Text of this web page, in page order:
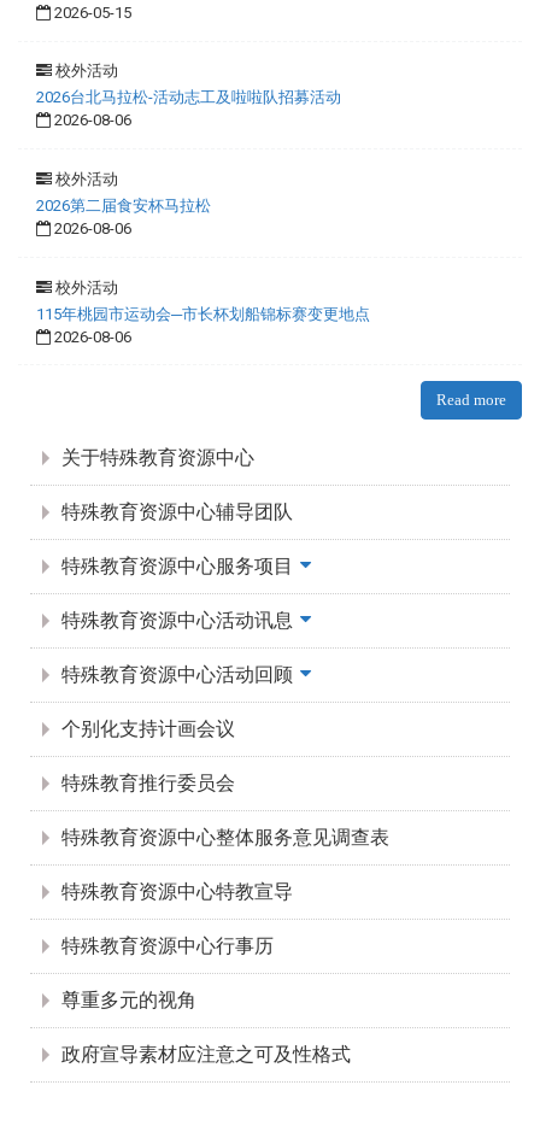
2026-05-15
校外活动
2026台北马拉松-活动志工及啦啦队招募活动
2026-08-06
校外活动
2026第二届食安杯马拉松
2026-08-06
校外活动
115年桃园市运动会─市长杯划船锦标赛变更地点
2026-08-06
Read more
关于特殊教育资源中心
特殊教育资源中心辅导团队
特殊教育资源中心服务项目
特殊教育资源中心活动讯息
特殊教育资源中心活动回顾
个别化支持计画会议
特殊教育推行委员会
特殊教育资源中心整体服务意见调查表
特殊教育资源中心特教宣导
特殊教育资源中心行事历
尊重多元的视角
政府宣导素材应注意之可及性格式